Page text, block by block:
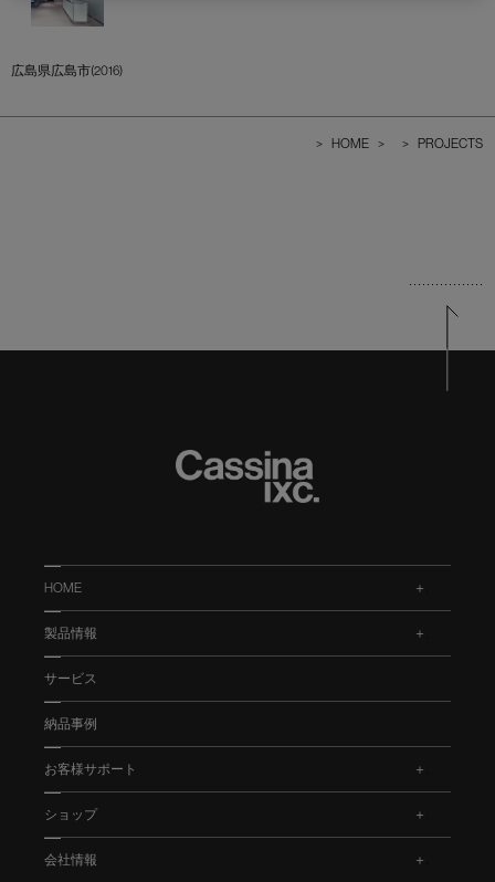
広島県広島市(2016)
> HOME > > PROJECTS
HOME
製品情報
サービス
納品事例
お客様サポート
ショップ
会社情報